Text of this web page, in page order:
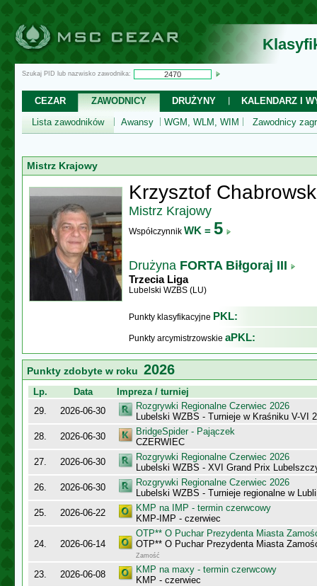
Szukaj PID lub nazwisko zawodnika:
CEZAR ZAWODNICY DRUŻYNY
KALENDARZ I
Lista zawodników
Awansy WGM, WLM, WIM Zawodnicy
Mistrz Krajowy
Krzysztof
Mistrz Krajowy
Współczynnik WK = 5
Drużyna FORTA Biłgoraj III
Trzecia Liga
Lubelski WZBS (LU)
Punkty klasyfikacyjne PKL:
Punkty arcymistrzowskie aPKL:
Punkty zdobyte w roku 2026
Lp. Data
Impreza / turniej
29.
2026-06-30
Rozgrywki Regionalne Czerwiec 2026
Lubelski WZBS - Turnieje w Kraśniku V-VI
28.
2026-06-30
BridgeSpider - Pajączek
CZERWIEC
27.
2026-06-30
Rozgrywki Regionalne Czerwiec 2026
Lubelski WZBS - XVI Grand Prix
26.
2026-06-30
Rozgrywki Regionalne Czerwiec 2026
Lubelski WZBS - Turnieje regionalne w
25.
2026-06-22
KMP na IMP - termin czerwcowy
KMP-IMP - czerwiec
24. 2026-06-14
OTP** O Puchar Prezydenta Miasta
OTP** O Puchar Prezydenta Miasta
Zamość
23. 2026-06-08
KMP na maxy - termin czerwcowy
KMP - czerwiec